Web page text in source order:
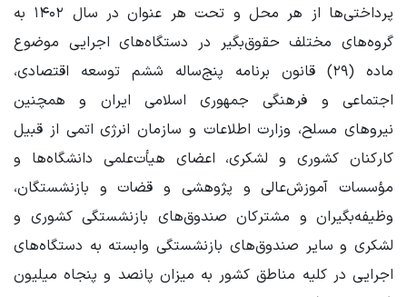
پرداختی‌ها از هر محل و تحت هر عنوان در سال ۱۴۰۲ به
گروه‌های مختلف حقوق‌بگیر در دستگاه‌های اجرایی موضوع
ماده (۲۹) قانون برنامه پنج‌ساله ششم توسعه اقتصادی،
اجتماعی و فرهنگی جمهوری اسلامی ایران و همچنین
نیروهای مسلح، وزارت اطلاعات و سازمان انرژی اتمی از قبیل
کارکنان کشوری و لشکری، اعضای هیأت‌علمی دانشگاه‌ها و
مؤسسات آموزش‌عالی و پژوهشی و قضات و بازنشستگان،
وظیفه‌بگیران و مشترکان صندوق‌های بازنشستگی کشوری و
لشکری و سایر صندوق‌های بازنشستگی وابسته به دستگاه‌های
اجرایی در کلیه مناطق کشور به میزان پانصد و پنجاه میلیون